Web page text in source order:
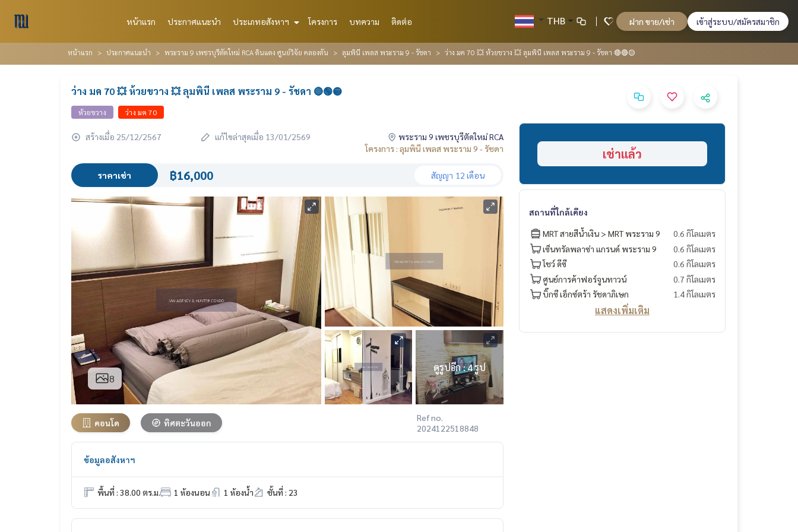
หน้าแรก ประกาศแนะนำ ประเภทอสังหาฯ โครงการ บทความ ติดต่อ THB ฝาก ขาย/เช่า เข้าสู่ระบบ/สมัครสมาชิก
หน้าแรก ประกาศแนะนำ พระราม 9 เพชรบุรีตัดใหม่ RCA ดินแดง ศูนย์วิจัย คลองตัน ลุมพินี เพลส พระราม 9 - รัชดา ว่าง มค 70 💥 ห้วยขวาง 💥 ลุมพินี เพลส พระราม 9 - รัชดา 🔴🟢🟡
ว่าง มค 70 💥 ห้วยขวาง 💥 ลุมพินี เพลส พระราม 9 - รัชดา 🔴🟢🟡
ห้วยขวาง ว่าง มค 70
สร้างเมื่อ 25/12/2567 แก้ไขล่าสุดเมื่อ 13/01/2569
พระราม 9 เพชรบุรีตัดใหม่ RCA
โครงการ : ลุมพินี เพลส พระราม 9 - รัชดา
ราคาเช่า ฿16,000 สัญญา 12 เดือน
8
ดูรูปอีก : 4 รูป
คอนโด ทิศตะวันออก
Ref no.
2024122518848
ข้อมูลอสังหาฯ
พื้นที่ : 38.00 ตร.ม. 1 ห้องนอน 1 ห้องน้ำ ชั้นที่ : 23
เช่าแล้ว
สถานที่ใกล้เคียง
MRT สายสีน้ำเงิน > MRT พระราม 9
0.6 กิโลเมตร
เซ็นทรัลพลาซ่า แกรนด์ พระราม 9
0.6 กิโลเมตร
โชว์ ดีซี
0.6 กิโลเมตร
ศูนย์การค้าฟอร์จูนทาวน์
0.7 กิโลเมตร
บิ๊กซี เอ็กซ์ตร้า รัชดาภิเษก
1.4 กิโลเมตร
แสดงเพิ่มเติม